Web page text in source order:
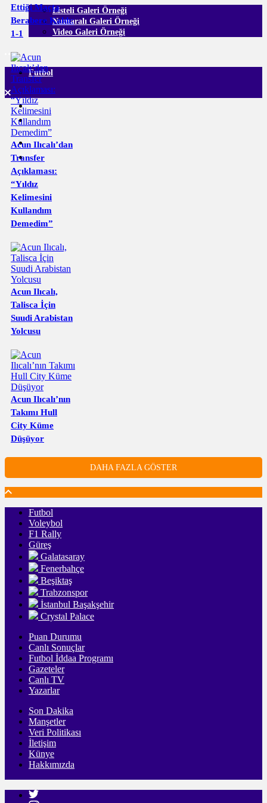
Listeli Galeri Örneği
Numaralı Galeri Örneği
Video Galeri Örneği
Futbol
Ettiği Maçta
Berabere Kaldı:
1-1
Acun Ilıcalı’dan
Transfer
Açıklaması:
“Yıldız
Kelimesini
Kullandım
Demedim”
Acun Ilıcalı,
Talisca İçin
Suudi Arabistan
Yolcusu
Acun Ilıcalı’nın
Takımı Hull
City Küme
Düşüyor
DAHA FAZLA GÖSTER
Futbol
Voleybol
F1 Rally
Güreş
Galatasaray
Fenerbahçe
Beşiktaş
Trabzonspor
İstanbul Başakşehir
Crystal Palace
Puan Durumu
Canlı Sonuçlar
Futbol İddaa Programı
Gazeteler
Canlı TV
Yazarlar
Son Dakika
Manşetler
Veri Politikası
İletişim
Künye
Hakkımızda